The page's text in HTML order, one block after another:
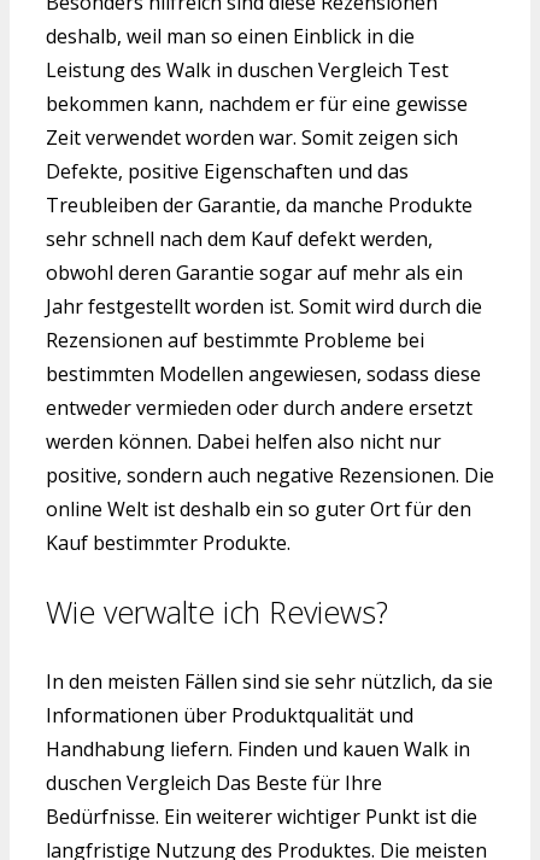
deshalb, weil man so einen Einblick in die
Leistung des Walk in duschen Vergleich Test
bekommen kann, nachdem er für eine gewisse
Zeit verwendet worden war. Somit zeigen sich
Defekte, positive Eigenschaften und das
Treubleiben der Garantie, da manche Produkte
sehr schnell nach dem Kauf defekt werden,
obwohl deren Garantie sogar auf mehr als ein
Jahr festgestellt worden ist. Somit wird durch die
Rezensionen auf bestimmte Probleme bei
bestimmten Modellen angewiesen, sodass diese
entweder vermieden oder durch andere ersetzt
werden können. Dabei helfen also nicht nur
positive, sondern auch negative Rezensionen. Die
online Welt ist deshalb ein so guter Ort für den
Kauf bestimmter Produkte.
Wie verwalte ich Reviews?
In den meisten Fällen sind sie sehr nützlich, da sie
Informationen über Produktqualität und
Handhabung liefern. Finden und kauen Walk in
duschen Vergleich Das Beste für Ihre
Bedürfnisse. Ein weiterer wichtiger Punkt ist die
langfristige Nutzung des Produktes. Die meisten